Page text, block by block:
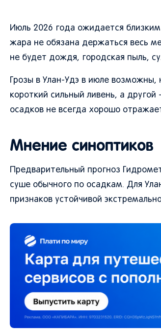
Июль 2026 года ожидается
жара не обязана держаться весь
не будет дождя, городская пыль,
Грозы в Улан-Удэ в июле
короткий сильный ливень, а
осадков не всегда хорошо
Мнение синоптиков
Предварительный прогноз
суше обычного по осадкам. Для
признаков устойчивой